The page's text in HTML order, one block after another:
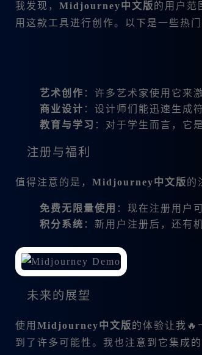
我发现， Midjourney中文版的用户范
用这款工具进行创作。以下是一些热门
艺术创作 ：许多艺术家使用它来
商业设计 ：设计师们能迅速生成
教育与学习 ：对于学生而言，它
注册与福利
值得注意的是， Midjourney中文版的
免费无限量使用 ：现在注册用户
积分系统 ：新用户注册后，还有
未来的展望
使用 Midjourney中文版的体验让我🔥
到了许多可能性。我也注意到它集成的